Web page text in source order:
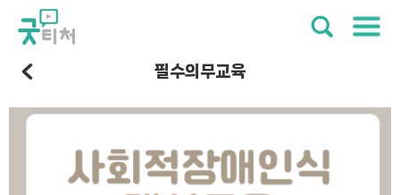
필수의무교육